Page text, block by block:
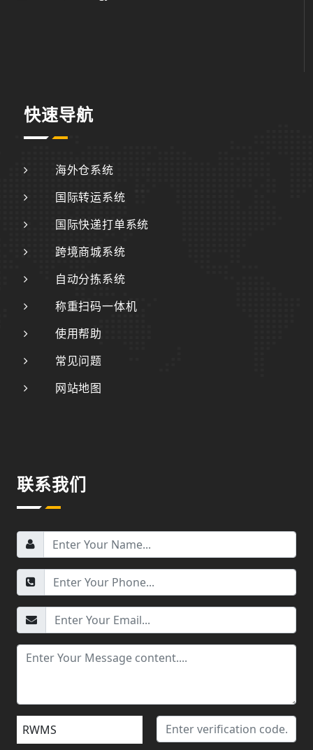
快速导航
海外仓系统
国际转运系统
国际快递打单系统
跨境商城系统
自动分拣系统
称重扫码一体机
使用帮助
常见问题
网站地图
联系我们
RWMS